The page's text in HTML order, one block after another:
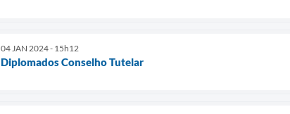
04 JAN 2024 - 15h12
Diplomados Conselho Tutelar